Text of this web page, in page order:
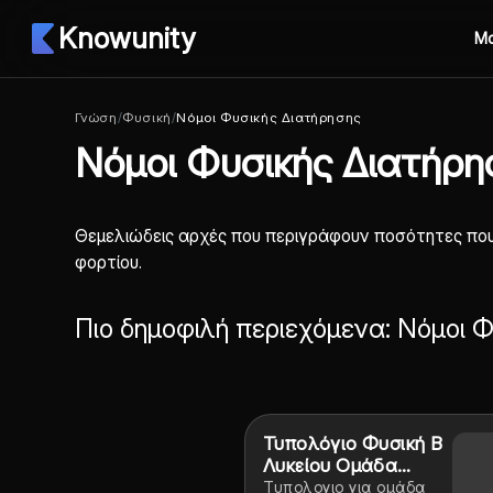
Knowunity
Γνώση/Φυσική/Νόμοι Φυσικής Διατήρησης
Νόμοι Φυσικής
Θεμελιώδεις αρχές που περιγράφουν ποσότητες
φορτίου.
Πιο δημοφιλή περιεχόμενα: Νόμοι
Τυπολόγιο Φυσική Β
Λυκείου Ομάδα
Προσανατολισμό
Τυπολογιο για ομάδα